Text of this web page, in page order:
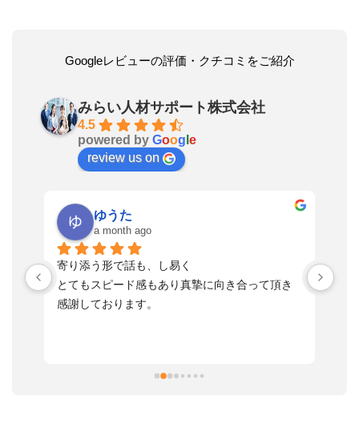
Googleレビューの評価・クチコミをご紹介
みらい人材サポート株式会社
4.5
powered by Goog e
review us on
ゆうた
a month ago
寄り添う形で話も、し易く
とてもスピード感もあり真摯に向き合って頂き
感謝しております。